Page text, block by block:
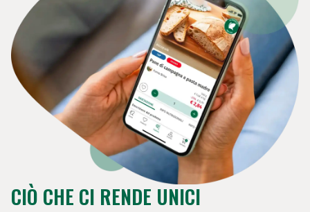
CIÒ CHE CI RENDE UNICI